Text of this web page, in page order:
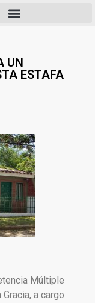
UN
ESTAFA
Múltiple
a cargo